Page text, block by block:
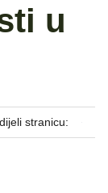
u
stranicu: